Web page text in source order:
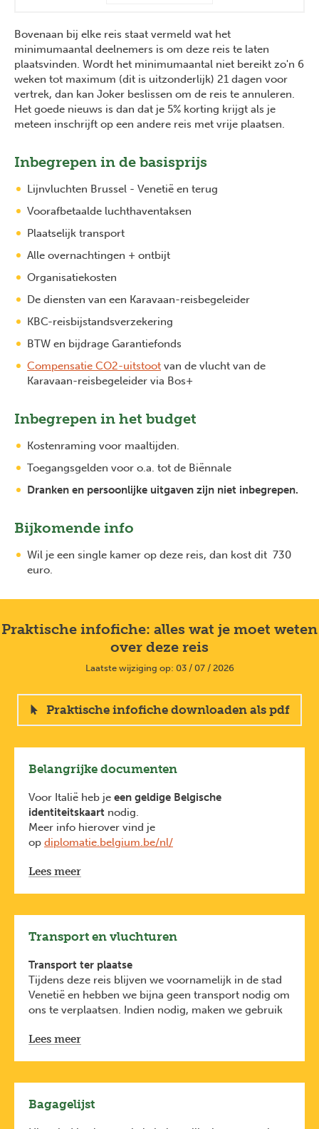
Bovenaan bij elke reis staat vermeld wat het
minimumaantal deelnemers is om deze reis te laten
plaatsvinden. Wordt het minimumaantal niet bereikt zo'n 6
weken tot maximum (dit is uitzonderlijk) 21 dagen voor
vertrek, dan kan Joker beslissen om de reis te annuleren.
Het goede nieuws is dan dat je 5% korting krijgt als je
meteen inschrijft op een andere reis met vrije plaatsen.
Inbegrepen in de basisprijs
Lijnvluchten Brussel - Venetië en terug
Voorafbetaalde luchthaventaksen
Plaatselijk transport
Alle overnachtingen + ontbijt
Organisatiekosten
De diensten van een Karavaan-reisbegeleider
KBC-reisbijstandsverzekering
BTW en bijdrage Garantiefonds
Compensatie CO2-uitstoot van de vlucht van de
Karavaan-reisbegeleider via Bos+
Inbegrepen in het budget
Kostenraming voor maaltijden.
Toegangsgelden voor o.a. tot de Biënnale
Dranken en persoonlijke uitgaven zijn niet inbegrepen.
Bijkomende info
Wil je een single kamer op deze reis, dan kost dit 730
euro.
Praktische infofiche: alles wat je moet weten
over deze reis
Laatste wijziging op: 03 / 07 / 2026
Praktische infofiche downloaden als pdf
Belangrijke documenten
Voor Italië heb je een geldige Belgische
identiteitskaart nodig.
Meer info hierover vind je
op diplomatie.belgium.be/nl/
Belgische reizigers. Heb je een andere nationaliteit,
Lees meer
Transport en vluchturen
Transport ter plaatse
Tijdens deze reis blijven we voornamelijk in de stad
Venetië en hebben we bijna geen transport nodig om
ons te verplaatsen. Indien nodig, maken we gebruik
watertaxi's, gondels...)
beschikbaar zijn. Ze zijn indicatief. Het gebeurt
immers dat luchtvaartmaatschappijen hun
vluchturen in de loop van het jaar wijzigen.
Lees meer
Bagagelijst
Previous